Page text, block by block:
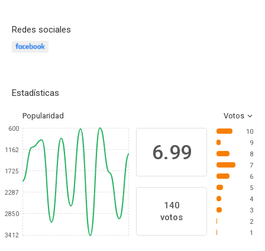
Redes sociales
Estadísticas
Popularidad Votos
600
1162
1725
2287
2850
3412
6.99
140
votos
10
9
8
7
6
5
4
3
2
1